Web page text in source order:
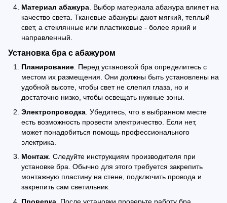
Материал абажура . Выбор материала абажура влияет на
качество света. Тканевые абажуры дают мягкий, теплый
свет, а стеклянные или пластиковые - более яркий и
направленный.
Установка бра с абажуром
Планирование. Перед установкой бра определитесь с
местом их размещения. Они должны быть установлены на
удобной высоте, чтобы свет не слепил глаза, но и
достаточно низко, чтобы освещать нужные зоны.
Электропроводка . Убедитесь, что в выбранном месте
есть возможность провести электричество. Если нет,
может понадобиться помощь профессионального
электрика.
Монтаж. Следуйте инструкциям производителя при
установке бра. Обычно для этого требуется закрепить
монтажную пластину на стене, подключить провода и
закрепить сам светильник.
Проверка . После установки проверьте работу бра.